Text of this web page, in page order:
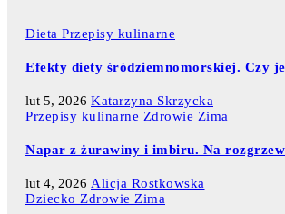
Dieta Przepisy kulinarne
Efekty diety śródziemnomorskiej. Czy
lut 5, 2026 Katarzyna Skrzycka
Przepisy kulinarne Zdrowie Zima
Napar z żurawiny i imbiru. Na
lut 4, 2026 Alicja Rostkowska
Dziecko Zdrowie Zima